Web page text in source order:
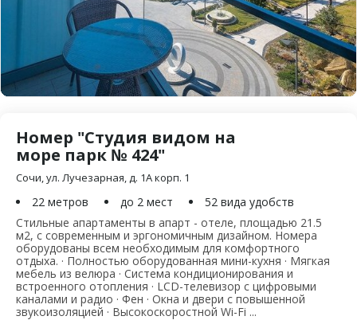
Номер "Студия видом на
море парк № 424"
Сочи, ул. Лучезарная, д. 1А корп. 1
22 метров до 2 мест
52 вида удобств
Стильные апартаменты в апарт - отеле, площадью 21.5
м2, с современным и эргономичным дизайном. Номера
оборудованы всем необходимым для комфортного
отдыха. · Полностью оборудованная мини-кухня · Мягкая
мебель из велюра · Система кондиционирования и
встроенного отопления · LCD-телевизор с цифровыми
каналами и радио · Фен · Окна и двери с повышенной
звукоизоляцией · Высокоскоростной Wi-Fi ...